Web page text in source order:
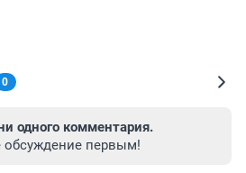
0
одного комментария.
обсуждение первым!